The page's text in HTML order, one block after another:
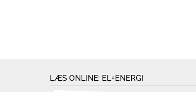
LÆS ONLINE: EL+ENERGI